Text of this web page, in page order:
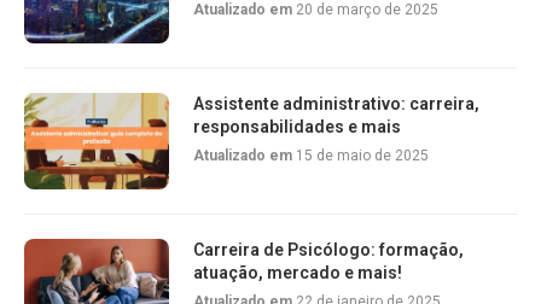
Atualizado em 20 de março de 2025
Assistente administrativo: carreira,
responsabilidades e mais
Atualizado em 15 de maio de 2025
Carreira de Psicólogo: formação,
atuação, mercado e mais!